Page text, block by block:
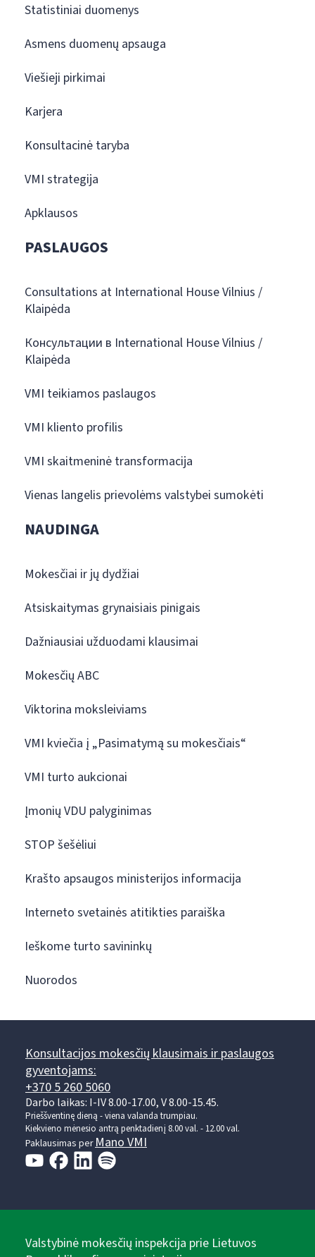
Statistiniai duomenys
Asmens duomenų apsauga
Viešieji pirkimai
Karjera
Konsultacinė taryba
VMI strategija
Apklausos
PASLAUGOS
Consultations at International House Vilnius /
Klaipėda
Консультации в International House Vilnius /
Klaipėda
VMI teikiamos paslaugos
VMI kliento profilis
VMI skaitmeninė transformacija
Vienas langelis prievolėms valstybei sumokėti
NAUDINGA
Mokesčiai ir jų dydžiai
Atsiskaitymas grynaisiais pinigais
Dažniausiai užduodami klausimai
Mokesčių ABC
Viktorina moksleiviams
VMI kviečia į „Pasimatymą su mokesčiais“
VMI turto aukcionai
Įmonių VDU palyginimas
STOP šešėliui
Krašto apsaugos ministerijos informacija
Interneto svetainės atitikties paraiška
Ieškome turto savininkų
Nuorodos
Konsultacijos mokesčių klausimais ir paslaugos
gyventojams:
+370 5 260 5060
Darbo laikas: I-IV 8.00-17.00, V 8.00-15.45.
Prieššventinę dieną - viena valanda trumpiau.
Kiekvieno mėnesio antrą penktadienį 8.00 val. - 12.00 val.
Paklausimas per Mano VMI
Valstybinė mokesčių inspekcija prie Lietuvos